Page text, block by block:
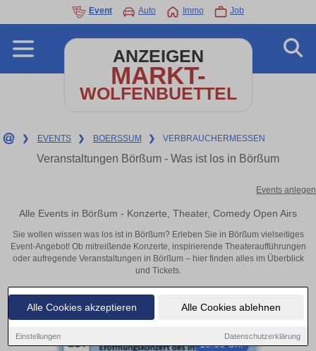
Alle Cookies akzeptieren Alle Cookies ablehnen
Einstellungen Datenschutzerklärung
Event Auto Immo Job
ANZEIGEN
MARKT-
WOLFENBUETTEL
❯ EVENTS ❯ BOERSSUM ❯ VERBRAUCHERMESSEN
Veranstaltungen Börßum - Was ist los in Börßum
Events anlegen
Alle Events in Börßum - Konzerte, Theater, Comedy Open Airs
Sie wollen wissen was los ist in Börßum? Erleben Sie in Börßum vielseitiges
Event-Angebot! Ob mitreißende Konzerte, inspirierende Theateraufführungen
oder aufregende Veranstaltungen in Börßum – hier finden alles im Überblick
und Tickets.
18:00 Uhr